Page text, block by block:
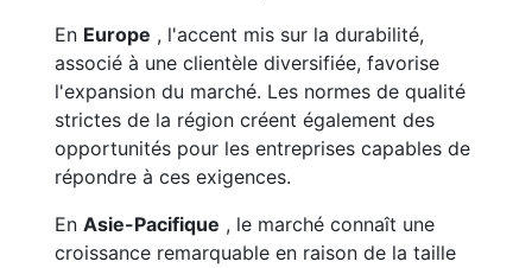
En Europe , l'accent mis sur la durabilité,
associé à une clientèle diversifiée, favorise
l'expansion du marché. Les normes de qualité
strictes de la région créent également des
opportunités pour les entreprises capables de
répondre à ces exigences.
En Asie-Pacifique , le marché connaît une
croissance remarquable en raison de la taille